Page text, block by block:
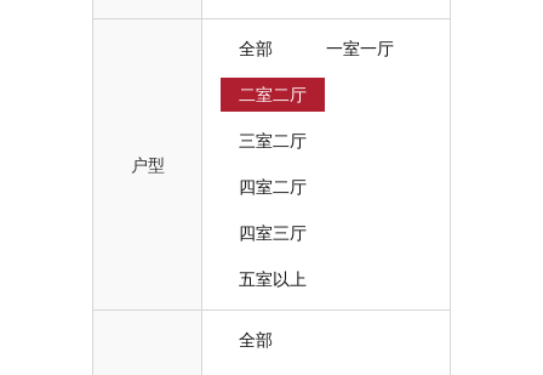
户型
全部 一室一厅
二室二厅
三室二厅
四室二厅
四室三厅
五室以上
全部